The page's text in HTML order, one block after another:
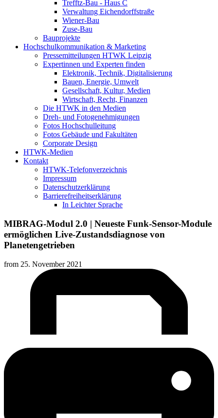
Trefftz-Bau - Haus C
Verwaltung Eichendorffstraße
Wiener-Bau
Zuse-Bau
Bauprojekte
Hochschulkommunikation & Marketing
Pressemitteilungen HTWK Leipzig
Expertinnen und Experten finden
Elektronik, Technik, Digitalisierung
Bauen, Energie, Umwelt
Gesellschaft, Kultur, Medien
Wirtschaft, Recht, Finanzen
Die HTWK in den Medien
Dreh- und Fotogenehmigungen
Fotos Hochschulleitung
Fotos Gebäude und Fakultäten
Corporate Design
HTWK-Medien
Kontakt
HTWK-Telefonverzeichnis
Impressum
Datenschutzerklärung
Barrierefreiheitserklärung
In Leichter Sprache
MIBRAG-Modul 2.0 | Neueste Funk-Sensor-Module
ermöglichen Live-Zustandsdiagnose von
Planetengetrieben
from 25. November 2021